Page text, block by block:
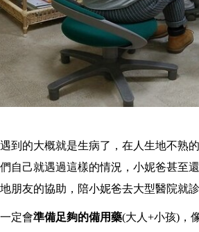
到的大概就是生病了，在人生地不熟
自己就遇過這樣的情況，小妮爸甚至
朋友的協助，陪小妮爸去大型醫院就
定會準備足夠的備用藥(大人+小孩)，